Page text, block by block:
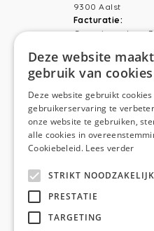
9300 Aalst
Facturatie:
Capucienenlaan
Telefoon:0473 44
NAVIGATION
Home
Diensten
Realisaties
Deze website maakt
gebruik van
Deze website gebruikt
gebruikerservaring te
onze website te gebruiken,
alle cookies in
Cookiebeleid. Lees verder
STRIKT NOODZAKELIJK
PRESTATIE
TARGETING